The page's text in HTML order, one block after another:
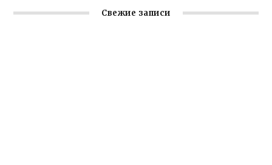
Свежие записи